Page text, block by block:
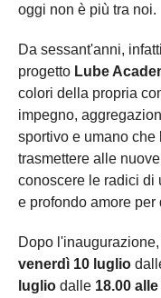
oggi non è più tra noi.
Da sessant'anni,
progetto Lube
colori della propria
impegno,
sportivo e umano che
trasmettere alle
conoscere le radici di
e profondo amore per
Dopo
venerdì 10 luglio
luglio dalle 18.00